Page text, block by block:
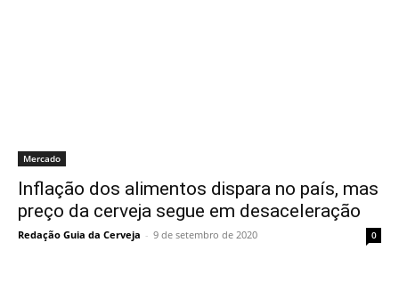
Mercado
Inflação dos alimentos dispara no país, mas
preço da cerveja segue em desaceleração
Redação Guia da Cerveja - 9 de setembro de 2020 0